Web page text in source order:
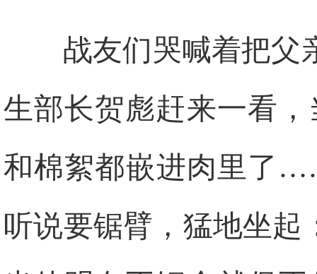
战友们哭喊着把父
生部长贺彪赶来一看
和棉絮都嵌进肉里了
听说要锯臂，猛地坐起